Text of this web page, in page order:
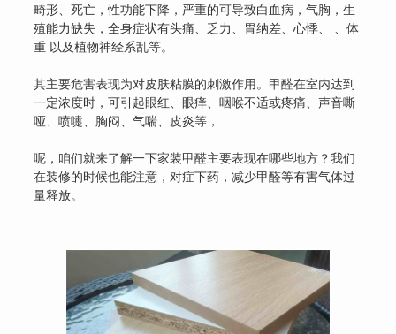
畸形、死亡，性功能下降，严重的可导致白血病，气胸，生
殖能力缺失，全身症状有头痛、乏力、胃纳差、心悸、 、体
重 以及植物神经系乱等。
其主要危害表现为对皮肤粘膜的刺激作用。甲醛在室内达到
一定浓度时，可引起眼红、眼痒、咽喉不适或疼痛、声音嘶
哑、喷嚏、胸闷、气喘、皮炎等，
呢，咱们就来了解一下家装甲醛主要表现在哪些地方？我们
在装修的时候也能注意，对症下药，减少甲醛等有害气体过
量释放。